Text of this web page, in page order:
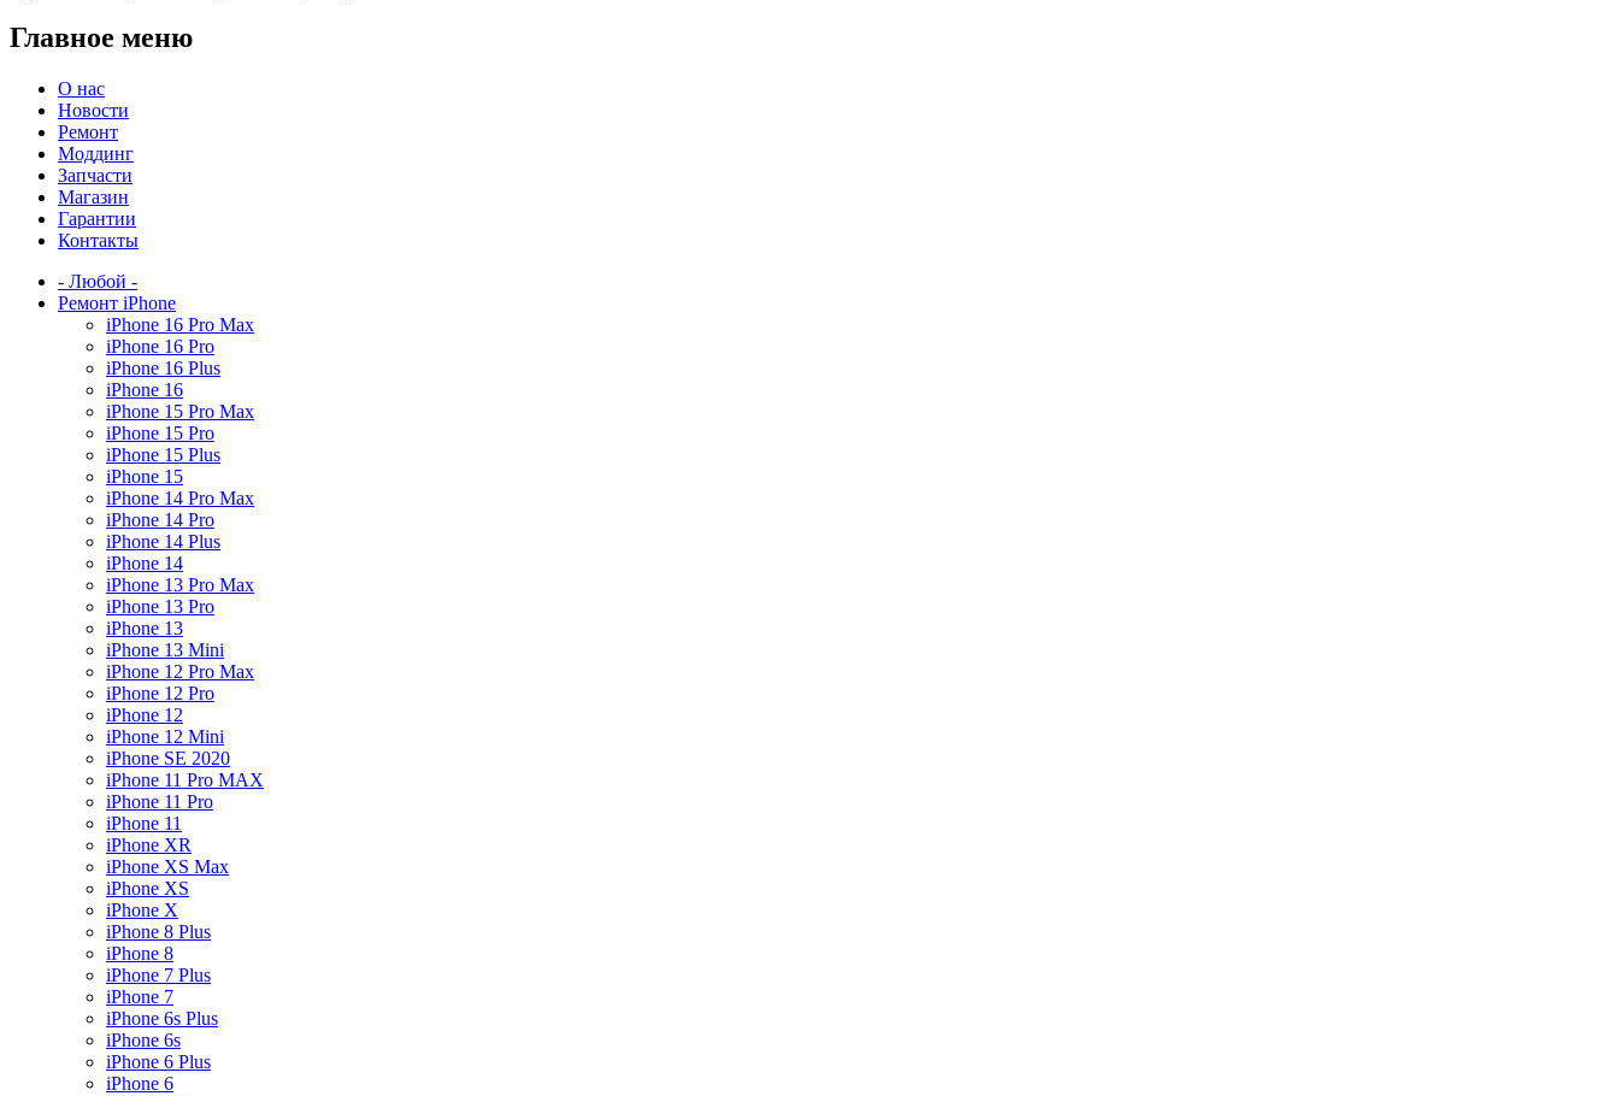
Главное меню
О нас
Новости
Ремонт
Моддинг
Запчасти
Магазин
Гарантии
Контакты
- Любой -
Ремонт iPhone
iPhone 16 Pro Max
iPhone 16 Pro
iPhone 16 Plus
iPhone 16
iPhone 15 Pro Max
iPhone 15 Pro
iPhone 15 Plus
iPhone 15
iPhone 14 Pro Max
iPhone 14 Pro
iPhone 14 Plus
iPhone 14
iPhone 13 Pro Max
iPhone 13 Pro
iPhone 13
iPhone 13 Mini
iPhone 12 Pro Max
iPhone 12 Pro
iPhone 12
iPhone 12 Mini
iPhone SE 2020
iPhone 11 Pro MAX
iPhone 11 Pro
iPhone 11
iPhone XR
iPhone XS Max
iPhone XS
iPhone X
iPhone 8 Plus
iPhone 8
iPhone 7 Plus
iPhone 7
iPhone 6s Plus
iPhone 6s
iPhone 6 Plus
iPhone 6